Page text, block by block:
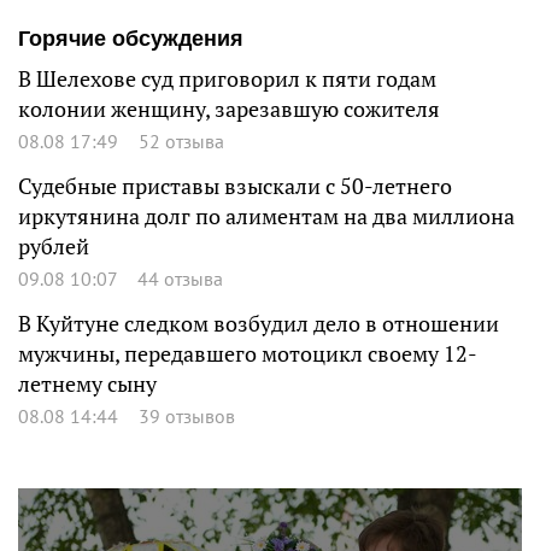
Горячие обсуждения
В Шелехове суд приговорил к пяти годам
колонии женщину, зарезавшую сожителя
08.08 17:49 52 отзыва
Судебные приставы взыскали с 50-летнего
иркутянина долг по алиментам на два миллиона
рублей
09.08 10:07 44 отзыва
В Куйтуне следком возбудил дело в отношении
мужчины, передавшего мотоцикл своему 12-
летнему сыну
08.08 14:44 39 отзывов